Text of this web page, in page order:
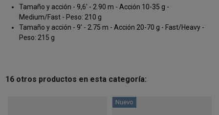
Tamaño y acción - 9,6' - 2.90 m - Acción 10-35 g -
Medium/Fast - Peso: 210 g
Tamaño y acción - 9' - 2.75 m - Acción 20-70 g - Fast/Heavy -
Peso: 215 g
16 otros productos en esta categoría:
Nuevo